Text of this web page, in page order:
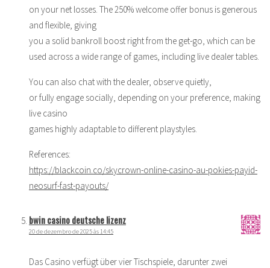
on your net losses. The 250% welcome offer bonus is generous
and flexible, giving
you a solid bankroll boost right from the get-go, which can be
used across a wide range of games, including live dealer tables.
You can also chat with the dealer, observe quietly,
or fully engage socially, depending on your preference, making
live casino
games highly adaptable to different playstyles.
References:
https://blackcoin.co/skycrown-online-casino-au-pokies-payid-
neosurf-fast-payouts/
bwin casino deutsche lizenz
20 de dezembro de 2025 às 14:45
Das Casino verfügt über vier Tischspiele, darunter zwei